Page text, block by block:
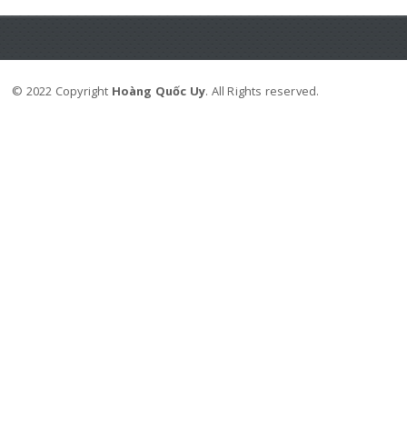
© 2022 Copyright Hoàng Quốc Uy. All Rights reserved.